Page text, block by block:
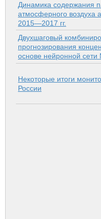
Динамика содержания
атмосферного воздуха
2015—2017 гг.
Двухшаговый
прогнозирования
основе нейронной сети
Некоторые итоги
России